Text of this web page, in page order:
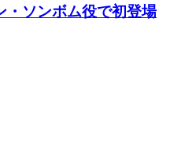
・ソンボム役で初登場